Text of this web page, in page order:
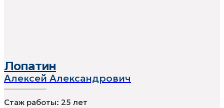
Лопатин
Алексей Александрович
Стаж работы: 25 лет